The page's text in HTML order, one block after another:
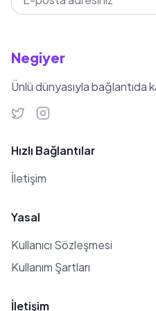
Negiyer
Ünlü dünyasıyla bağlantıda
Hızlı Bağlantılar
İletişim
Yasal
Kullanıcı Sözleşmesi
Kullanım Şartları
İletişim